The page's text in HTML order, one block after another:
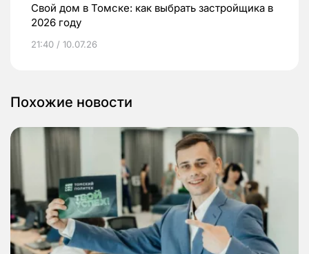
Свой дом в Томске: как выбрать застройщика в
2026 году
21:40 / 10.07.26
Похожие новости